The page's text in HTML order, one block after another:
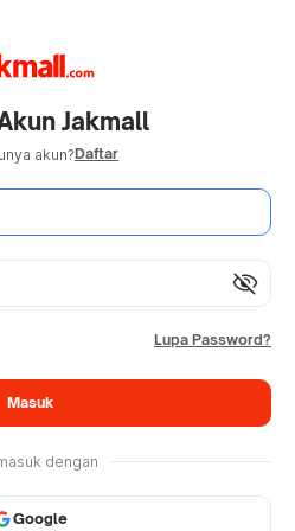
Jakmall
akun?Daftar
visibility_off
Lupa Password?
Masuk
dengan
Google